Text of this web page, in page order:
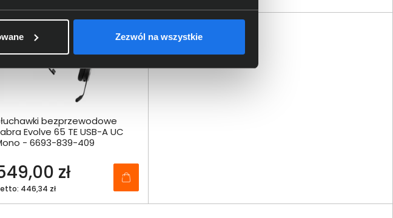
Zezwól na wszystkie
bezprzewodowe
Evolve 65 TE USB-A UC
- 6693-839-409
zł
446,34 zł